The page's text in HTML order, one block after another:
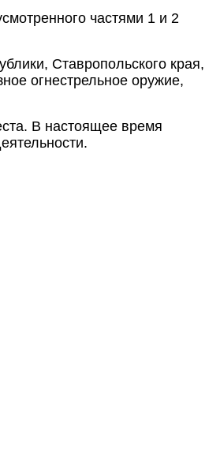
частями 1 и 2
Ставропольского края,
огнестрельное оружие,
В настоящее время